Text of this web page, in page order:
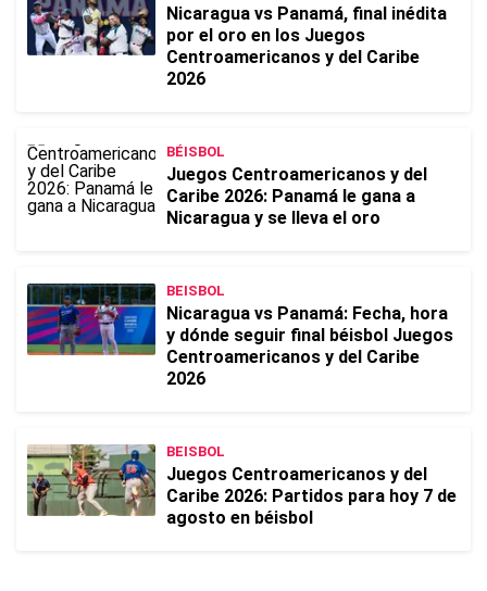
Nicaragua vs Panamá, final inédita
por el oro en los Juegos
Centroamericanos y del Caribe
2026
BÉISBOL
Juegos Centroamericanos y del
Caribe 2026: Panamá le gana a
Nicaragua y se lleva el oro
BEISBOL
Nicaragua vs Panamá: Fecha, hora
y dónde seguir final béisbol Juegos
Centroamericanos y del Caribe
2026
BEISBOL
Juegos Centroamericanos y del
Caribe 2026: Partidos para hoy 7 de
agosto en béisbol